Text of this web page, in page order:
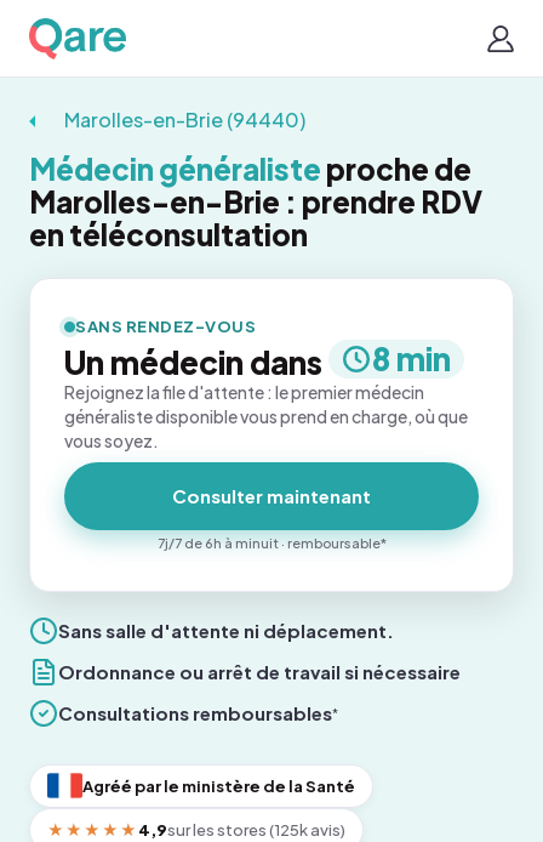
Marolles-en-Brie (94440)
Médecin généraliste proche de
Marolles-en-Brie : prendre RDV
en téléconsultation
Sans salle d'attente ni déplacement.
Ordonnance ou arrêt de travail si nécessaire
Consultations remboursables*
Agréé par le ministère de la Santé
★★★★★ 4,9sur les stores (125k avis)
SANS RENDEZ-VOUS
Un médecin dans 8 min
Rejoignez la file d'attente : le premier médecin
généraliste disponible vous prend en charge, où que
vous soyez.
Consulter maintenant
7j/7 de 6h à minuit · remboursable*